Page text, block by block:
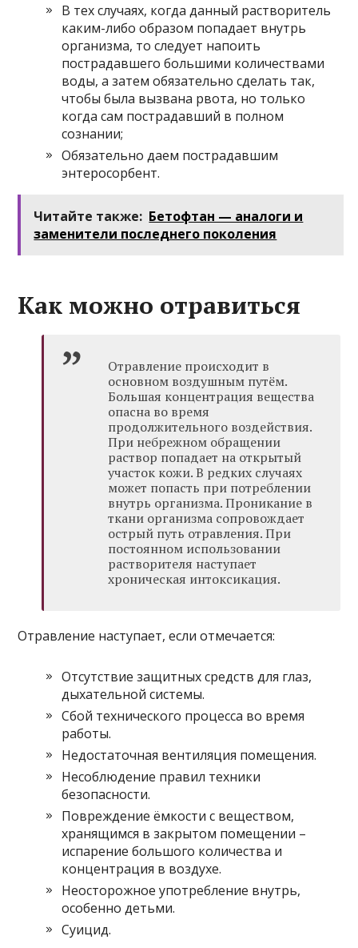
В тех случаях, когда данный растворитель
каким-либо образом попадает внутрь
организма, то следует напоить
пострадавшего большими количествами
воды, а затем обязательно сделать так,
чтобы была вызвана рвота, но только
когда сам пострадавший в полном
сознании;
Обязательно даем пострадавшим
энтеросорбент.
Читайте также: Бетофтан — аналоги и
заменители последнего поколения
Как можно отравиться
Отравление происходит в
основном воздушным путём.
Большая концентрация вещества
опасна во время
продолжительного воздействия.
При небрежном обращении
раствор попадает на открытый
участок кожи. В редких случаях
может попасть при потреблении
внутрь организма. Проникание в
ткани организма сопровождает
острый путь отравления. При
постоянном использовании
растворителя наступает
хроническая интоксикация.
Отравление наступает, если отмечается:
Отсутствие защитных средств для глаз,
дыхательной системы.
Сбой технического процесса во время
работы.
Недостаточная вентиляция помещения.
Несоблюдение правил техники
безопасности.
Повреждение ёмкости с веществом,
хранящимся в закрытом помещении –
испарение большого количества и
концентрация в воздухе.
Неосторожное употребление внутрь,
особенно детьми.
Суицид.